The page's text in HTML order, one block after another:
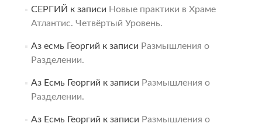
СЕРГИЙ к записи Новые практики в Храме
Атлантис. Четвёртый Уровень.
Аз есмь Георгий к записи Размышления о
Разделении.
Аз Есмь Георгий к записи Размышления о
Разделении.
Аз Есмь Георгий к записи Размышления о